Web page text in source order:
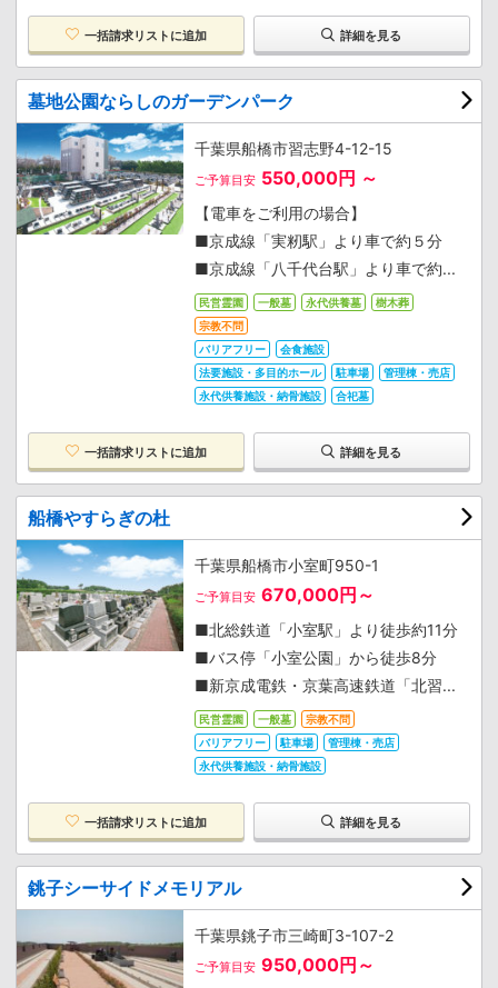
一括請求リストに追加 詳細を見る
墓地公園ならしのガーデンパーク
千葉県船橋市習志野4-12-15
ご予算目安 550,000円 ～
【電車をご利用の場合】
■京成線「実籾駅」より車で約５分
■京成線「八千代台駅」より車で約...
民営霊園 一般墓 永代供養墓
樹木葬
宗教不問
バリアフリー
会食施設
法要施設・多目的ホール
駐車場
管理棟・売店
永代供養施設・納骨施設
合祀墓
一括請求リストに追加 詳細を見る
船橋やすらぎの杜
千葉県船橋市小室町950-1
ご予算目安 670,000円～
■北総鉄道「小室駅」より徒歩約11分
■バス停「小室公園」から徒歩8分
■新京成電鉄・京葉高速鉄道「北習...
民営霊園 一般墓
宗教不問
バリアフリー
駐車場
管理棟・売店
永代供養施設・納骨施設
一括請求リストに追加 詳細を見る
銚子シーサイドメモリアル
千葉県銚子市三崎町3-107-2
ご予算目安 950,000円～